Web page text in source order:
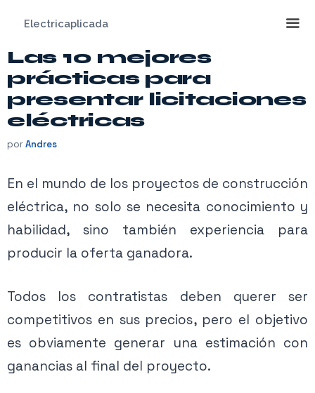
contenido
Electricaplicada
Las 10 mejores
prácticas para
presentar licitaciones
eléctricas
porAndres
En el mundo de los proyectos de construcción
eléctrica, no solo se necesita conocimiento y
habilidad, sino también experiencia para
producir la oferta ganadora.
Todos los contratistas deben querer ser
competitivos en sus precios, pero el objetivo
es obviamente generar una estimación con
ganancias al final del proyecto.